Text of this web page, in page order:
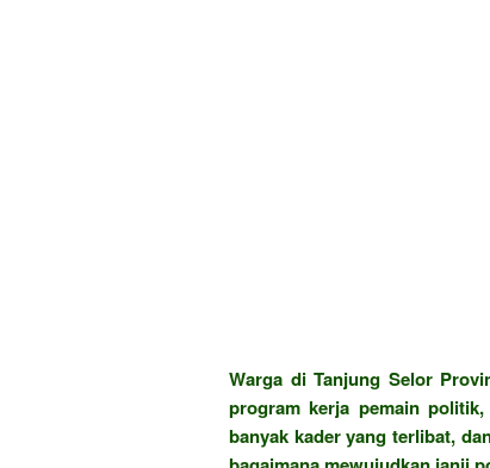
Warga di Tanjung Selor
program kerja pemain
banyak kader yang terlibat,